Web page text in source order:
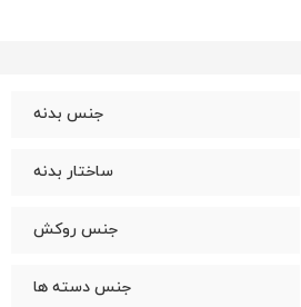
جنس بدنه
ساختار بدنه
جنس روکش
جنس دسته ها